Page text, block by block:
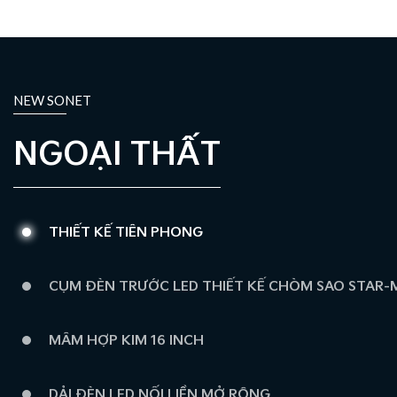
NEW SONET
NGOẠI THẤT
THIẾT KẾ TIÊN PHONG
CỤM ĐÈN TRƯỚC LED THIẾT KẾ CHÒM SAO STAR-
MÂM HỢP KIM 16 INCH